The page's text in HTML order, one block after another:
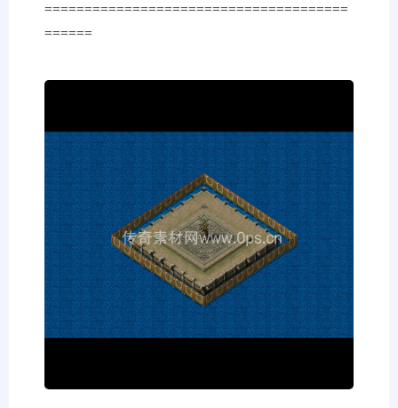
======================================
======